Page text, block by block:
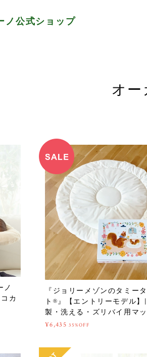
ノ公式ショップ
オ
ノ
カ
『ジョリーメゾンのタミー
ト®︎』【エントリーモデル】
製・洗える・ズリバイ用マッ
¥6,435 35%OFF